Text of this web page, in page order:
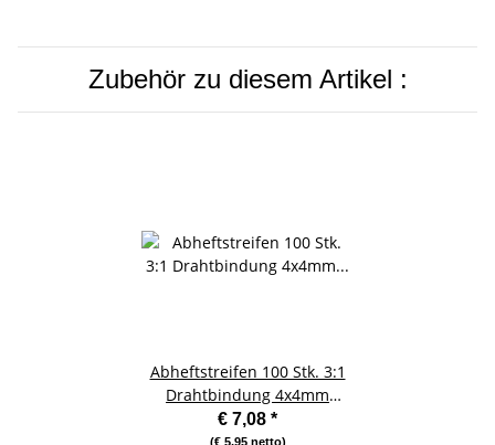
Zubehör zu diesem Artikel :
Abheftstreifen 100 Stk. 3:1
Drahtbindung 4x4mm
transparent vorgestanzt
€ 7,08 *
(€ 5,95 netto)